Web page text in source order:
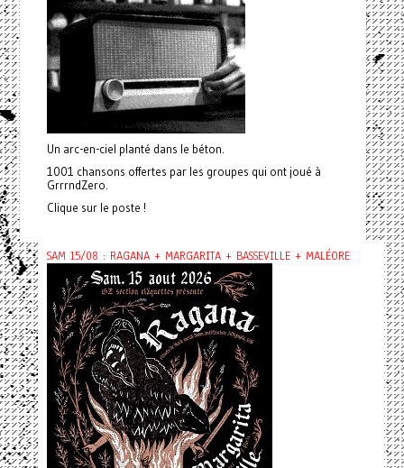
Un arc-en-ciel planté dans le béton.
1001 chansons offertes par les groupes qui ont joué à
GrrrndZero.
Clique sur le poste !
SAM 15/08 : RAGANA + MARGARITA + BASSEVILLE + MALÉORE